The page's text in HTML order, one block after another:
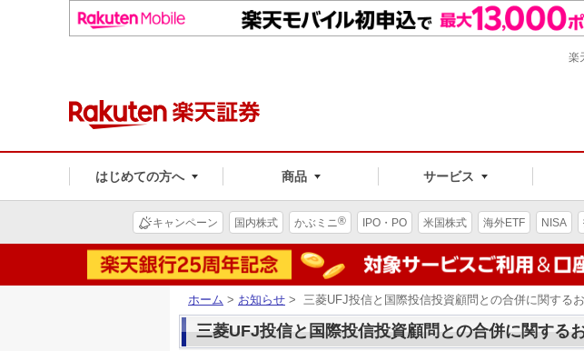
はじめての方へ 商品 サービス
楽
キャンペーン 国内株式 かぶミニ® IPO・PO 米国株式 海外ETF NISA
ホーム > お知らせ > 三菱UFJ投信と国際投信投資顧問との合併に関する
三菱UFJ投信と国際投信投資顧問との合併に関する